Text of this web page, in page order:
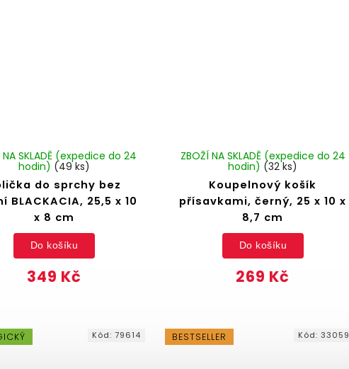
do sprchy bez
BLACKACIA, 25,5 x 10
x 8 cm
NA SKLADĚ (expedice do 24
hodin) (49 ks)
349 Kč
Do košíku
Koupelnový košík
přísavkami, černý, 25 x 10 x
8,7 cm
ZBOŽÍ NA SKLADĚ (expedice do 24
hodin) (32 ks)
269 Kč
Do košíku
Kód:79614 BESTSELLER Kód:33059